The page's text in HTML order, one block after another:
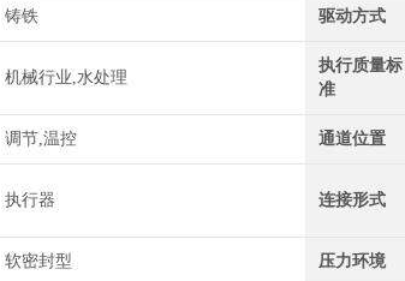
铸铁 驱动方式
机械行业,水处理
执行质量标
准
调节,温控 通道位置
执行器 连接形式
软密封型 压力环境